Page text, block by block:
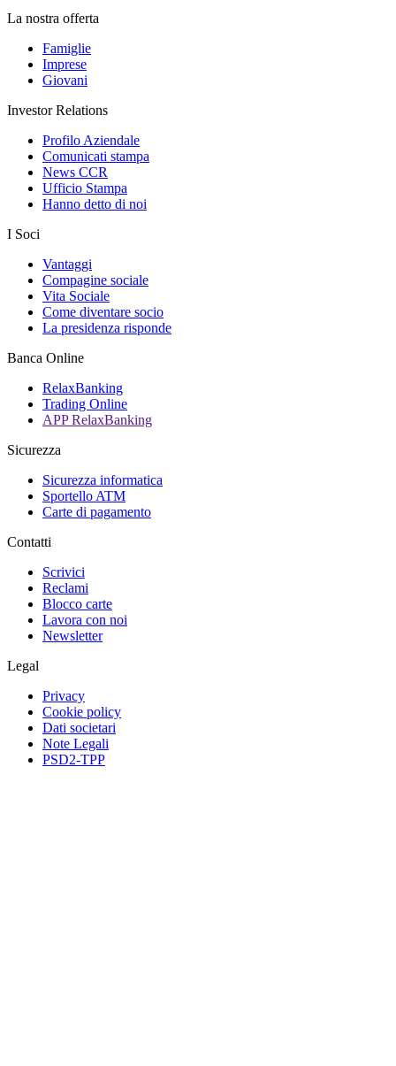
La nostra offerta
Famiglie
Imprese
Giovani
Investor Relations
Profilo Aziendale
Comunicati stampa
News CCR
Ufficio Stampa
Hanno detto di noi
I Soci
Vantaggi
Compagine sociale
Vita Sociale
Come diventare socio
La presidenza risponde
Banca Online
RelaxBanking
Trading Online
APP RelaxBanking
Sicurezza
Sicurezza informatica
Sportello ATM
Carte di pagamento
Contatti
Scrivici
Reclami
Blocco carte
Lavora con noi
Newsletter
Legal
Privacy
Cookie policy
Dati societari
Note Legali
PSD2-TPP